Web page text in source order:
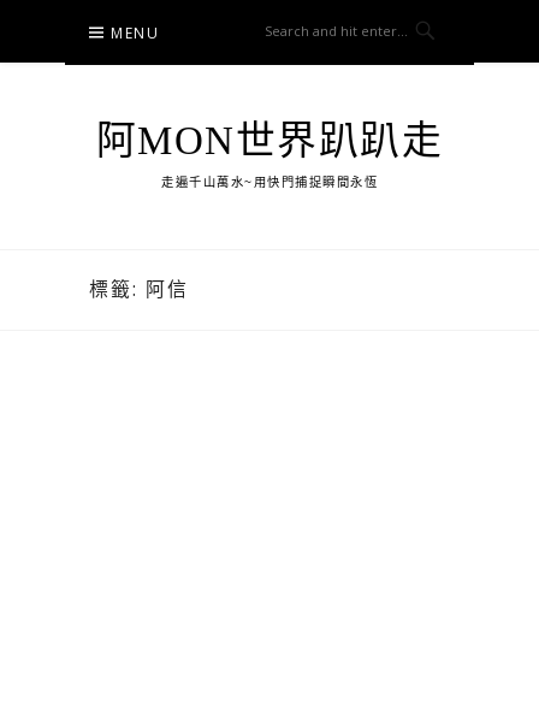
content
MENU
阿MON世界趴趴走
走遍千山萬水~用快門捕捉瞬間永恆
標籤: 阿信